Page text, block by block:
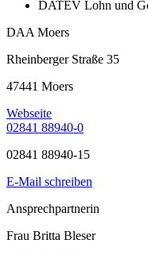
DATEV Lohn und
DAA Moers
Rheinberger Straße 35
47441 Moers
Webseite
02841 88940-0
02841 88940-15
E-Mail schreiben
Ansprechpartnerin
Frau Britta Bleser